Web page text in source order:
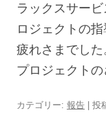
ラックスサー
ロジェクトの
疲れさまでした
プロジェクトの
カテゴリー: 報告 | 投